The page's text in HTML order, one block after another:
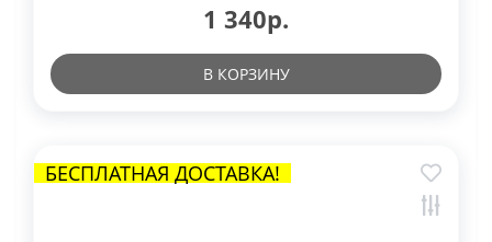
1 340р.
В КОРЗИНУ
БЕСПЛАТНАЯ ДОСТАВКА!